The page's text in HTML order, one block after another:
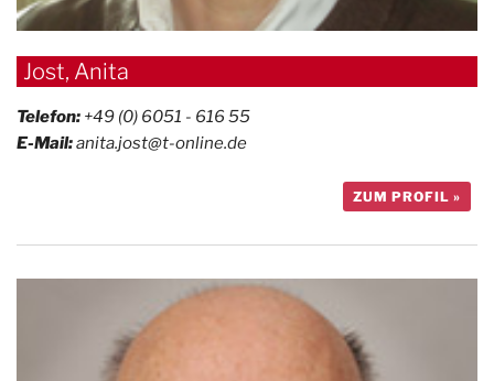
Jost, Anita
Telefon: +49 (0) 6051 - 616 55
E-Mail:anita.jost@t-online.de
ZUM PROFIL »